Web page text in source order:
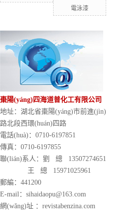
電泳漆
棗陽(yáng)四海道普化工有限公司
地址：湖北省棗陽(yáng)市前進(jìn)
路北段西環(huán)四路
電話(huà)：0710-6197851
傳真：0710-6197855
聯(lián)系人：劉 總 13507274651
王 總 15971025961
郵編：441200
E-mail：sihaidaopu@163.com
網(wǎng)址 ：revistabenzina.com